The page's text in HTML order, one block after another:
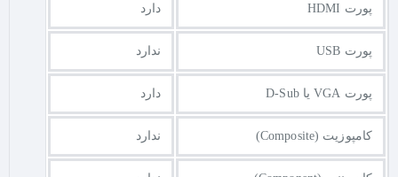
پورت HDMI دارد
پورت USB ندارد
پورت VGA یا D-Sub دارد
کامپوزیت (Composite) ندارد